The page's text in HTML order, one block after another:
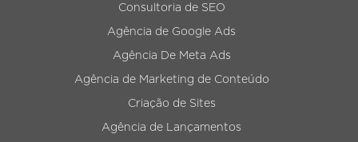
Consultoria de SEO
Agência de Google Ads
Agência De Meta Ads
Agência de Marketing de Conteúdo
Criação de Sites
Agência de Lançamentos